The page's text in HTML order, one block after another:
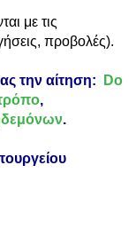
με τις
προβολές).
την αίτηση:
Do
,
.